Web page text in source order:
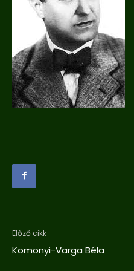
Előző cikk
Komonyi-Varga Béla